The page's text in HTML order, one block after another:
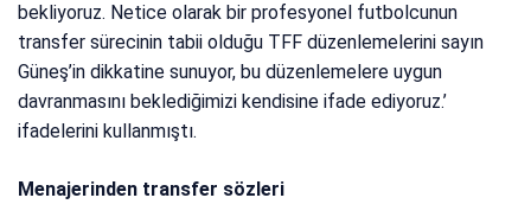
bekliyoruz. Netice olarak bir profesyonel futbolcunun
transfer sürecinin tabii olduğu TFF düzenlemelerini sayın
Güneş’in dikkatine sunuyor, bu düzenlemelere uygun
davranmasını beklediğimizi kendisine ifade ediyoruz.’
ifadelerini kullanmıştı.
Menajerinden transfer sözleri